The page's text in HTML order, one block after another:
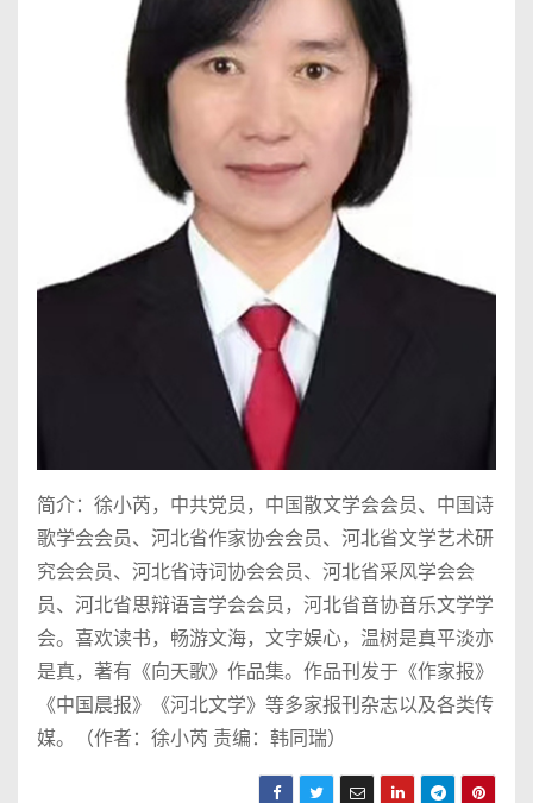
简介：徐小芮，中共党员，中国散文学会会员、中国诗
歌学会会员、河北省作家协会会员、河北省文学艺术研
究会会员、河北省诗词协会会员、河北省采风学会会
员、河北省思辩语言学会会员，河北省音协音乐文学学
会。喜欢读书，畅游文海，文字娱心，温树是真平淡亦
是真，著有《向天歌》作品集。作品刊发于《作家报》
《中国晨报》《河北文学》等多家报刊杂志以及各类传
媒。（作者：徐小芮 责编：韩同瑞）